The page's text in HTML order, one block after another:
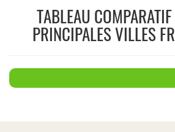
TABLEAU
PRINCIPALES VILLES